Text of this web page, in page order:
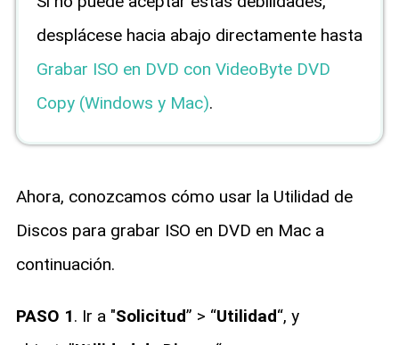
desplácese hacia abajo directamente hasta
Grabar ISO en DVD con VideoByte DVD
Copy (Windows y Mac).
Ahora, conozcamos cómo usar la Utilidad de
Discos para grabar ISO en DVD en Mac a
continuación.
PASO 1. Ir a "Solicitud” > “Utilidad“, y